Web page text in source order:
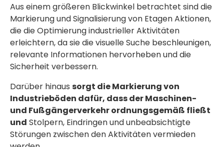
Aus einem größeren Blickwinkel betrachtet sind die
Markierung und Signalisierung von Etagen Aktionen,
die die Optimierung industrieller Aktivitäten
erleichtern, da sie die visuelle Suche beschleunigen,
relevante Informationen hervorheben und die
Sicherheit verbessern.
Darüber hinaus sorgt die Markierung von
Industrieböden dafür, dass der Maschinen-
und Fußgängerverkehr ordnungsgemäß fließt
und Stolpern, Eindringen und unbeabsichtigte
Störungen zwischen den Aktivitäten vermieden